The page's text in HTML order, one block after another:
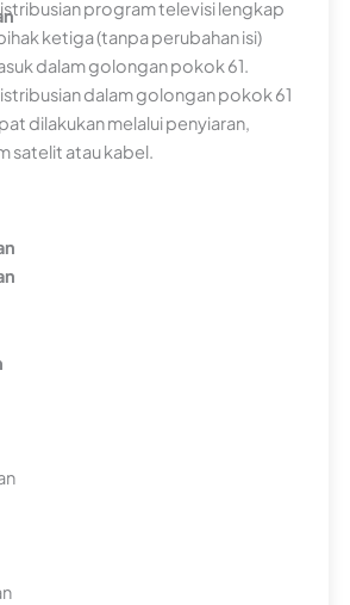
program televisi lengkap
ketiga (tanpa perubahan isi)
dalam golongan pokok 61.
dalam golongan pokok 61
dilakukan melalui penyiaran,
satelit atau kabel.